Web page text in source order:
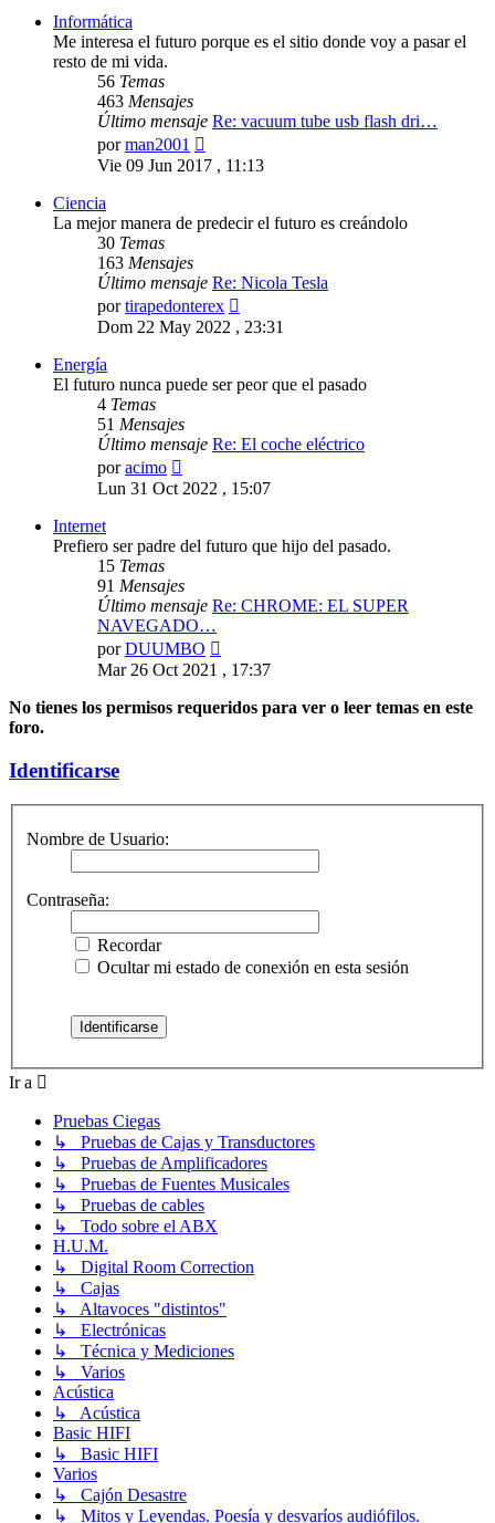
Informática
Me interesa el futuro porque es el sitio donde voy a pasar el
resto de mi vida.
56 Temas
463 Mensajes
Último mensaje Re: vacuum tube usb flash dri…
porman2001
último
mensaje
Vie 09 Jun 2017 , 11:13
Ciencia
La mejor manera de predecir el futuro es creándolo
30 Temas
163 Mensajes
Último mensaje Re: Nicola Tesla
portirapedonterex
último
Dom 22 May 2022 , 23:31
Energía
El futuro nunca puede ser peor que el pasado
4 Temas
51 Mensajes
Último mensaje Re: El coche eléctrico
poracimo
último
mensaje
Lun 31 Oct 2022 , 15:07
Internet
Prefiero ser padre del futuro que hijo del pasado.
15 Temas
91 Mensajes
Último mensaje Re: CHROME: EL SUPER
NAVEGADO…
porDUUMBO
último
mensaje
Mar 26 Oct 2021 , 17:37
No tienes los permisos requeridos para ver o leer temas en este
foro.
Identificarse
Nombre de Usuario:
Contraseña:
Recordar
Ocultar mi estado de conexión en esta sesión
Ir a
Pruebas Ciegas
↳ Pruebas de Cajas y Transductores
↳ Pruebas de Amplificadores
↳ Pruebas de Fuentes Musicales
↳ Pruebas de cables
↳ Todo sobre el ABX
H.U.M.
↳ Digital Room Correction
↳ Cajas
↳ Altavoces "distintos"
↳ Electrónicas
↳ Técnica y Mediciones
↳ Varios
Acústica
↳ Acústica
Basic HIFI
↳ Basic HIFI
Varios
↳ Cajón Desastre
↳ Mitos y Leyendas. Poesía y desvaríos audiófilos.